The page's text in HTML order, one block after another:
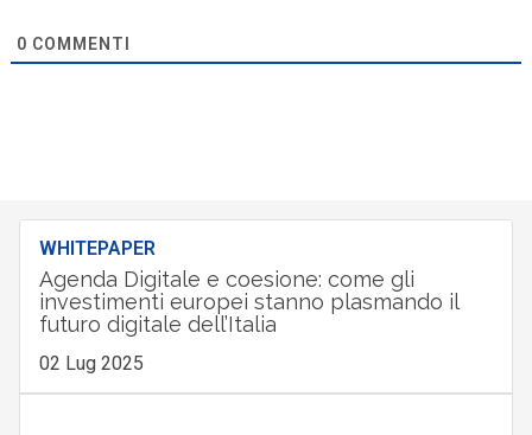
0 COMMENTI
WHITEPAPER
Agenda Digitale e coesione: come gli
investimenti europei stanno plasmando il
futuro digitale dell’Italia
02 Lug 2025